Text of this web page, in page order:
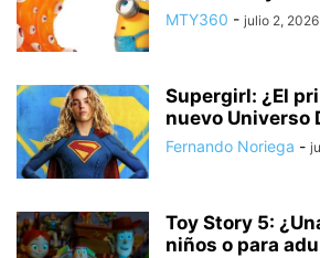
MTY360 - julio 2, 2026
Supergirl: ¿El
nuevo Universo
Fernando Noriega -
Toy Story 5:
niños o para